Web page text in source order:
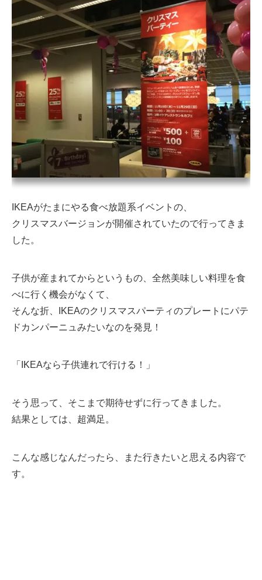
IKEAがたまにやる食べ放題系イベントの、
クリスマスバージョンが開催されていたので行ってきま
した。
子供が産まれてからというもの、全然美味しい料理を食
べに行く機会がなくて、
そんな折、IKEAのクリスマスパーティのプレートにパテ
ドカンパーニュみたいなのを発見！
「IKEAなら子供連れで行ける！」
そう思って、そこまで期待せずに行ってきました。
結果としては、超満足。
こんな感じなんだったら、また行きたいと思える内容で
す。